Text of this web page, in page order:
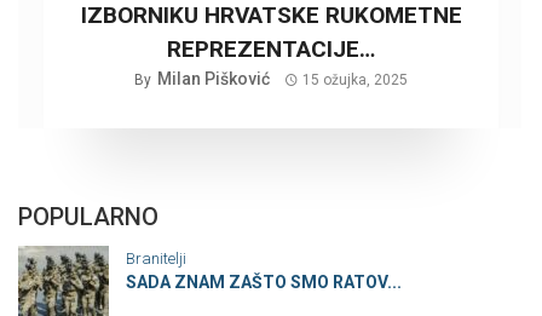
IZBORNIKU HRVATSKE RUKOMETNE
REPREZENTACIJE…
By Milan Pišković 15 ožujka, 2025
POPULARNO
Branitelji
SADA ZNAM ZAŠTO SMO RATOV...